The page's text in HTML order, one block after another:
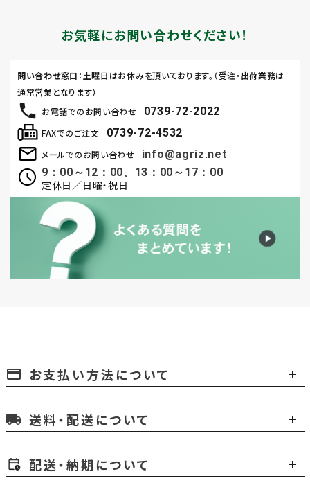
お気軽にお問い合わせください！
お電話でのお問い合わせ 0739-72-2022
メールでのお問い合わせ
info@agriz.net
9：00～12：00、13：00～17：00
定休日／日曜・祝日
FAXでのご注文 0739-72-4532
問い合わせ窓口 ：土曜日はお休みを頂いております。（受注・出荷業務は
通常営業となります）
payment お支払い方法について
local_shipping 送料・配送について
配送・納期について